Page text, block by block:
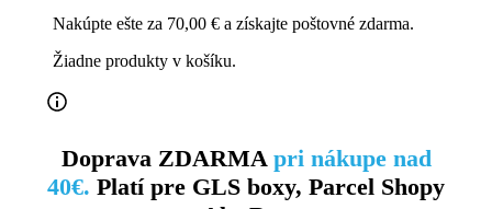
Nakúpte ešte za 70,00 € a získajte poštovné zdarma.
Žiadne produkty v košíku.
Doprava ZDARMA pri nákupe nad
40€. Platí pre GLS boxy, Parcel Shopy